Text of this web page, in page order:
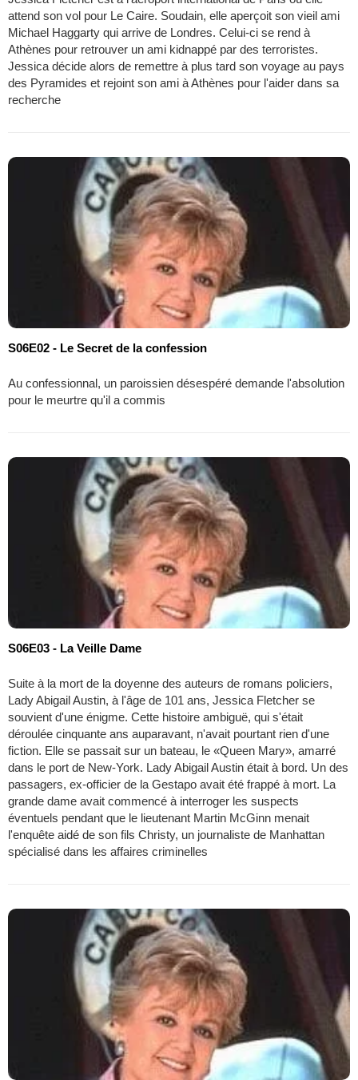
attend son vol pour Le Caire. Soudain, elle aperçoit son vieil ami
Michael Haggarty qui arrive de Londres. Celui-ci se rend à
Athènes pour retrouver un ami kidnappé par des terroristes.
Jessica décide alors de remettre à plus tard son voyage au pays
des Pyramides et rejoint son ami à Athènes pour l'aider dans sa
recherche
S06E02 - Le Secret de la confession
Au confessionnal, un paroissien désespéré demande l'absolution
pour le meurtre qu'il a commis
S06E03 - La Veille Dame
Suite à la mort de la doyenne des auteurs de romans policiers,
Lady Abigail Austin, à l'âge de 101 ans, Jessica Fletcher se
souvient d'une énigme. Cette histoire ambiguë, qui s'était
déroulée cinquante ans auparavant, n'avait pourtant rien d'une
fiction. Elle se passait sur un bateau, le «Queen Mary», amarré
dans le port de New-York. Lady Abigail Austin était à bord. Un des
passagers, ex-officier de la Gestapo avait été frappé à mort. La
grande dame avait commencé à interroger les suspects
éventuels pendant que le lieutenant Martin McGinn menait
l'enquête aidé de son fils Christy, un journaliste de Manhattan
spécialisé dans les affaires criminelles